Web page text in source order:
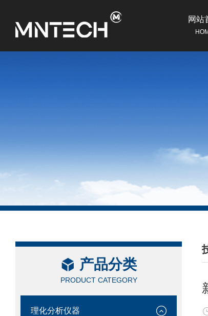
网站
产品分类
PRODUCT CATEGORY
理化分析仪器
/